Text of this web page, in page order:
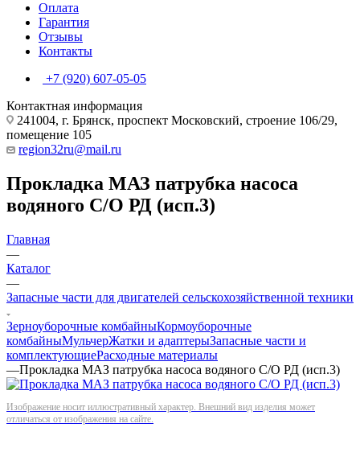
Оплата
Гарантия
Отзывы
Контакты
+7 (920) 607-05-05
Контактная информация
241004, г. Брянск, проспект Московский, строение 106/29,
помещение 105
region32ru@mail.ru
Прокладка МАЗ патрубка насоса
водяного С/О РД (исп.3)
Главная
—
Каталог
—
Запасные части для двигателей сельскохозяйственной техники
Зерноуборочные комбайныКормоуборочные
комбайныМульчерЖатки и адаптерыЗапасные части и
комплектующиеРасходные материалы
—Прокладка МАЗ патрубка насоса водяного С/О РД (исп.3)
Изображение носит иллюстративный характер. Внешний вид изделия может
отличаться от изображения на сайте.